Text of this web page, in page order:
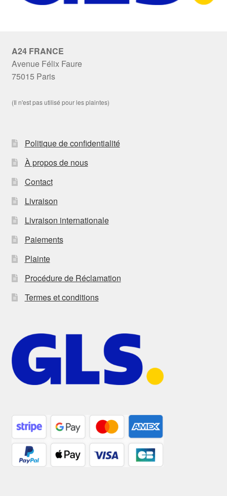
A24 FRANCE
Avenue Félix Faure
75015 Paris
(Il n'est pas utilisé pour les plaintes)
Politique de confidentialité
À propos de nous
Contact
Livraison
Livraison internationale
Paiements
Plainte
Procédure de Réclamation
Termes et conditions